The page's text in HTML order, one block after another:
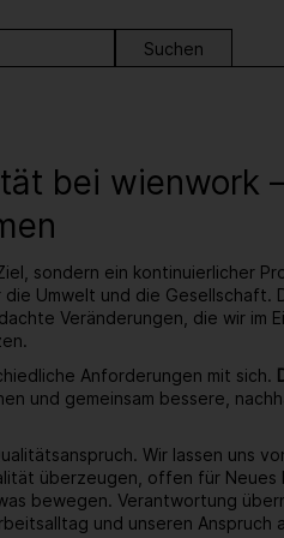
bei wienwork
sondern ein kontinuierlicher
Umwelt und die Gesellschaft.
Veränderungen, die wir im
Anforderungen mit sich.
und gemeinsam bessere,
Wir lassen uns
überzeugen, offen für Neues
bewegen. Verantwortung
und unseren Anspruch